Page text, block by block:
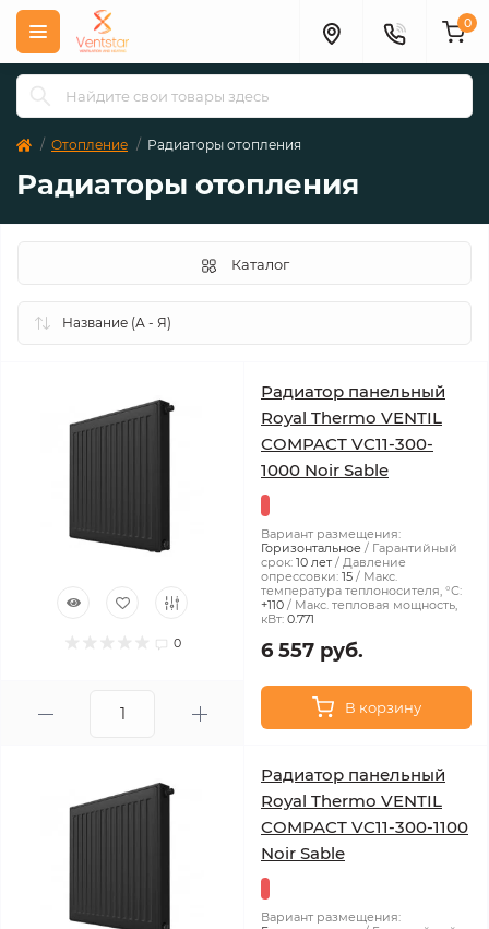
0
Отопление Радиаторы отопления
Радиаторы отопления
Каталог
0
Радиатор панельный
Royal Thermo VENTIL
COMPACT VC11-300-
1000 Noir Sable
Вариант размещения:
Горизонтальное
Гарантийный
срок: 10 лет
Давление
опрессовки: 15
Макс.
температура теплоносителя, °С:
+110
Макс. тепловая мощность,
кВт: 0.771
6 557 руб.
В корзину
Радиатор панельный
Royal Thermo VENTIL
COMPACT VC11-300-1100
Noir Sable
Вариант размещения: